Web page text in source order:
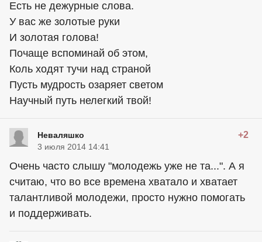
Есть не дежурные слова.
У вас же золотые руки
И золотая голова!
Почаще вспоминай об этом,
Коль ходят тучи над страной
Пусть мудрость озаряет светом
Научный путь нелегкий твой!
Неваляшко +2
3 июля 2014 14:41
Очень часто слышу "молодежь уже не та...". А я
считаю, что во все времена хватало и хватает
талантливой молодежи, просто нужно помогать
и поддерживать.